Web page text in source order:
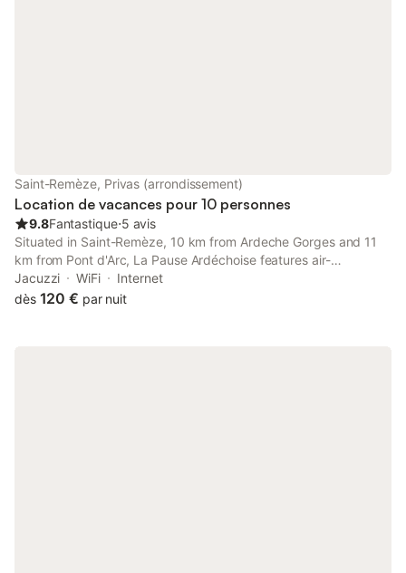
Saint-Remèze, Privas (arrondissement)
Location de vacances pour 10 personnes
9.8Fantastique⋅5 avis
Situated in Saint-Remèze, 10 km from Ardeche Gorges and 11
km from Pont d'Arc, La Pause Ardéchoise features air-
conditioned accommodation with a terrace and free WiFi.
Jacuzzi WiFi
Internet
dès 120 € par nuit